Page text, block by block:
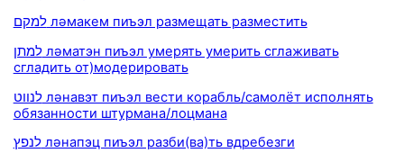
למקם ләмакем пиъэл размещать разместить
למתן ләматэн пиъэл умерять умерить сглаживать
сгладить от)модерировать
לנווט ләнавэт пиъэл вести корабль/самолёт исполнять
обязанности штурмана/лоцмана
לנפץ ләнапэц пиъэл разби(ва)ть вдребезги